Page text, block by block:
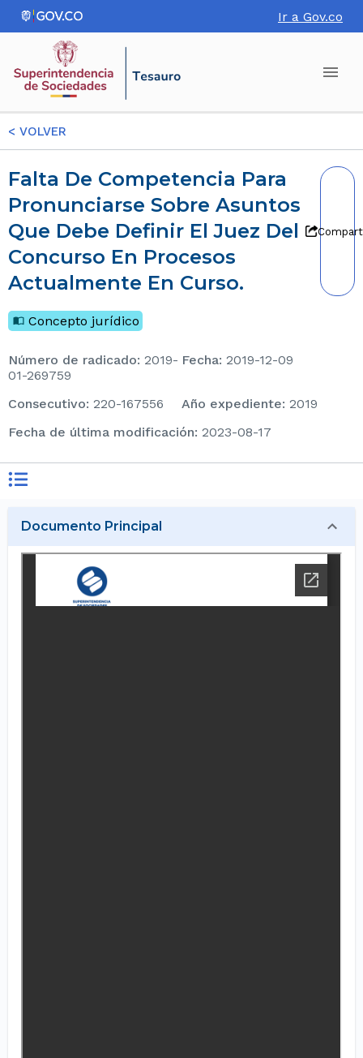
Ir a Gov.co
< VOLVER
Falta De Competencia Para
Pronunciarse Sobre Asuntos
Que Debe Definir El Juez Del
Concurso En Procesos
Actualmente En Curso.
Concepto jurídico
Número de radicado: 2019-
01-269759
Fecha: 2019-12-09
consecutivo: 220-167556 Año expediente: 2019
Fecha de última modificación: 2023-08-17
Documento Principal